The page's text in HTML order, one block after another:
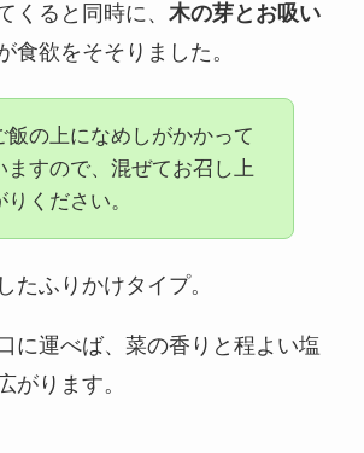
くると同時に、木の芽とお吸い
食欲をそそりました。
飯の上になめしがかかって
ますので、混ぜてお召し上
りください。
たふりかけタイプ。
に運べば、菜の香りと程よい塩
がります。